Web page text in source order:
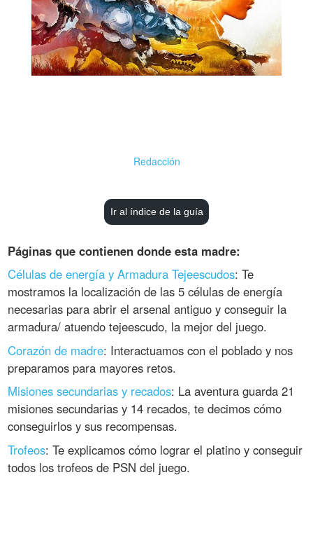
Redacción
Ir al índice de la guía
Páginas que contienen donde esta madre:
Células de energía y Armadura Tejeescudos: Te
mostramos la localización de las 5 células de energía
necesarias para abrir el arsenal antiguo y conseguir la
armadura/ atuendo tejeescudo, la mejor del juego.
Corazón de madre: Interactuamos con el poblado y nos
preparamos para mayores retos.
Misiones secundarias y recados: La aventura guarda 21
misiones secundarias y 14 recados, te decimos cómo
conseguirlos y sus recompensas.
Trofeos: Te explicamos cómo lograr el platino y conseguir
todos los trofeos de PSN del juego.